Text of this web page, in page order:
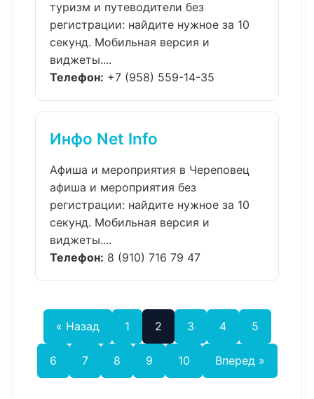
туризм и путеводители без
регистрации: найдите нужное за 10
секунд. Мобильная версия и
виджеты....
Телефон: +7 (958) 559-14-35
Инфо Net Info
Афиша и мероприятия в Череповец
афиша и мероприятия без
регистрации: найдите нужное за 10
секунд. Мобильная версия и
виджеты....
Телефон: 8 (910) 716 79 47
« Назад 1 2 3 4 5
6 7 8 9 10 Вперед »